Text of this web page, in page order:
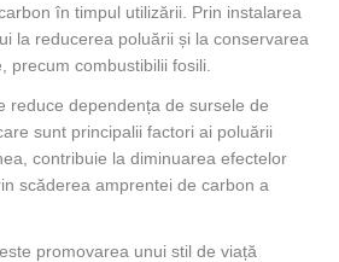
în timpul utilizării. Prin instalarea
la reducerea poluării și la conservarea
precum combustibilii fosili.
reduce dependența de sursele de
sunt principalii factori ai poluării
contribuie la diminuarea efectelor
scăderea amprentei de carbon a
promovarea unui stil de viață